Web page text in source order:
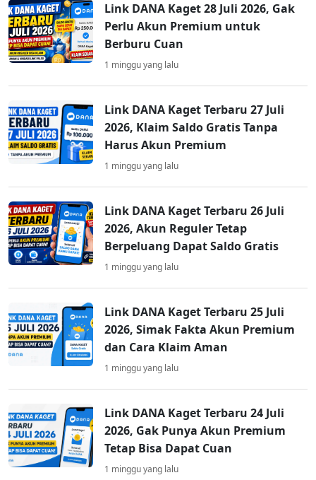
Link DANA Kaget 28 Juli 2026, Gak
Perlu Akun Premium untuk
Berburu Cuan
1 minggu yang lalu
Link DANA Kaget Terbaru 27 Juli
2026, Klaim Saldo Gratis Tanpa
Harus Akun Premium
1 minggu yang lalu
Link DANA Kaget Terbaru 26 Juli
2026, Akun Reguler Tetap
Berpeluang Dapat Saldo Gratis
1 minggu yang lalu
Link DANA Kaget Terbaru 25 Juli
2026, Simak Fakta Akun Premium
dan Cara Klaim Aman
1 minggu yang lalu
Link DANA Kaget Terbaru 24 Juli
2026, Gak Punya Akun Premium
Tetap Bisa Dapat Cuan
1 minggu yang lalu